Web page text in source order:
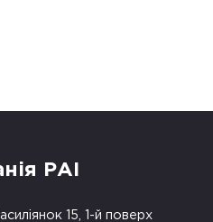
РАІ
15, 1-й поверх